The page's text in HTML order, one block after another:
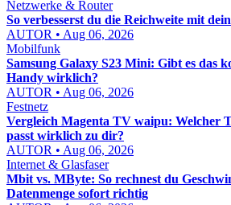
Netzwerke & Router
So verbesserst du die Reichweite mit
AUTOR • Aug 06, 2026
Mobilfunk
Samsung Galaxy S23 Mini: Gibt es das
Handy wirklich?
AUTOR • Aug 06, 2026
Festnetz
Vergleich Magenta TV waipu: Welcher
passt wirklich zu dir?
AUTOR • Aug 06, 2026
Internet & Glasfaser
Mbit vs. MByte: So rechnest du
Datenmenge sofort richtig